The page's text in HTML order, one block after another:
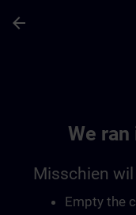
arrow_back
We
Misschien wil
Empty the